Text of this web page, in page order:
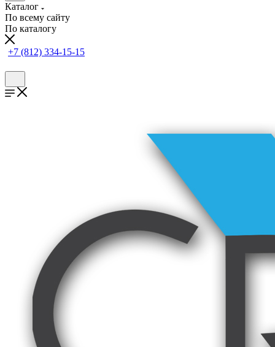
Каталог
По всему сайту
По каталогу
+7 (812) 334-15-15